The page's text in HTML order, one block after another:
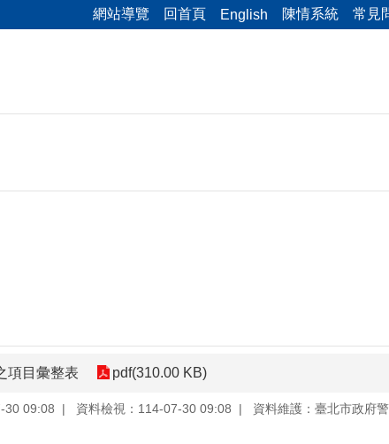
網站導覽 回首頁 English 陳情系統 常見
項目彙整表 pdf(310.00 KB)
30 09:08 資料檢視：114-07-30 09:08 資料維護：臺北市政府